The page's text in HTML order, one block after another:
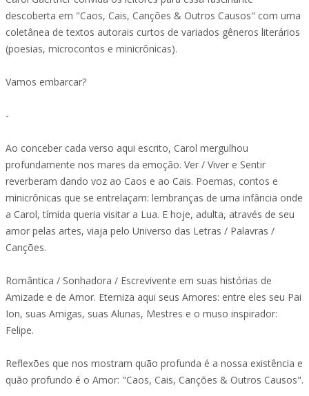
descoberta em "Caos, Cais, Canções & Outros Causos" com uma
coletânea de textos autorais curtos de variados gêneros literários
(poesias, microcontos e minicrônicas).
Vamos embarcar?
-
Ao conceber cada verso aqui escrito, Carol mergulhou
profundamente nos mares da emoção. Ver / Viver e Sentir
reverberam dando voz ao Caos e ao Cais. Poemas, contos e
minicrônicas que se entrelaçam: lembranças de uma infância onde
a Carol, tímida queria visitar a Lua. E hoje, adulta, através de seu
amor pelas artes, viaja pelo Universo das Letras / Palavras /
Canções.
Romântica / Sonhadora / Escrevivente em suas histórias de
Amizade e de Amor. Eterniza aqui seus Amores: entre eles seu Pai
Ion, suas Amigas, suas Alunas, Mestres e o muso inspirador:
Felipe.
Reflexões que nos mostram quão profunda é a nossa existência e
quão profundo é o Amor: "Caos, Cais, Canções & Outros Causos".